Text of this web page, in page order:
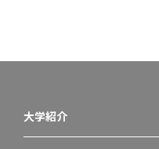
大学紹介